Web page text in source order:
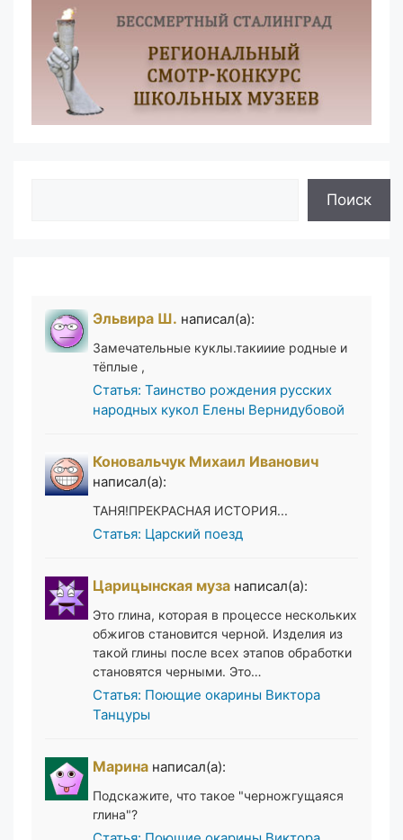
Поиск
Эльвира Ш. написал(а):
Замечательные куклы.такииие родные и
тёплые ,
Статья: Таинство рождения русских
народных кукол Елены Вернидубовой
Коновальчук Михаил Иванович
написал(а):
ТАНЯ!ПРЕКРАСНАЯ ИСТОРИЯ...
Статья: Царский поезд
Царицынская муза написал(а):
Это глина, которая в процессе нескольких
обжигов становится черной. Изделия из
такой глины после всех этапов обработки
становятся черными. Это…
Статья: Поющие окарины Виктора
Танцуры
Марина написал(а):
Подскажите, что такое "черножгущаяся
глина"?